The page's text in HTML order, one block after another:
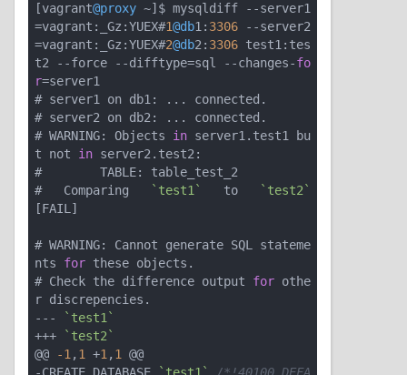
[vagrant@proxy ~]$ mysqldiff --server1
=vagrant:_Gz:YUEX#1@db1: 3306 --server2
=vagrant:_Gz:YUEX#2@db2: 3306 test1:tes
t2 --force --difftype=sql --changes-fo
r=server1
# server1 on db1: ... connected.
# server2 on db2: ... connected.
# WARNING: Objects in server1.test1 bu
t not in server2.test2:
#        TABLE: table_test_2
# Comparing
`test1` to
`test2`
[FAIL]
# WARNING: Cannot generate SQL stateme
nts for these objects.
# Check the difference output for othe
r discrepencies.
---
`test1`
+++
`test2`
@@
-1 , 1 +1 , 1
@@